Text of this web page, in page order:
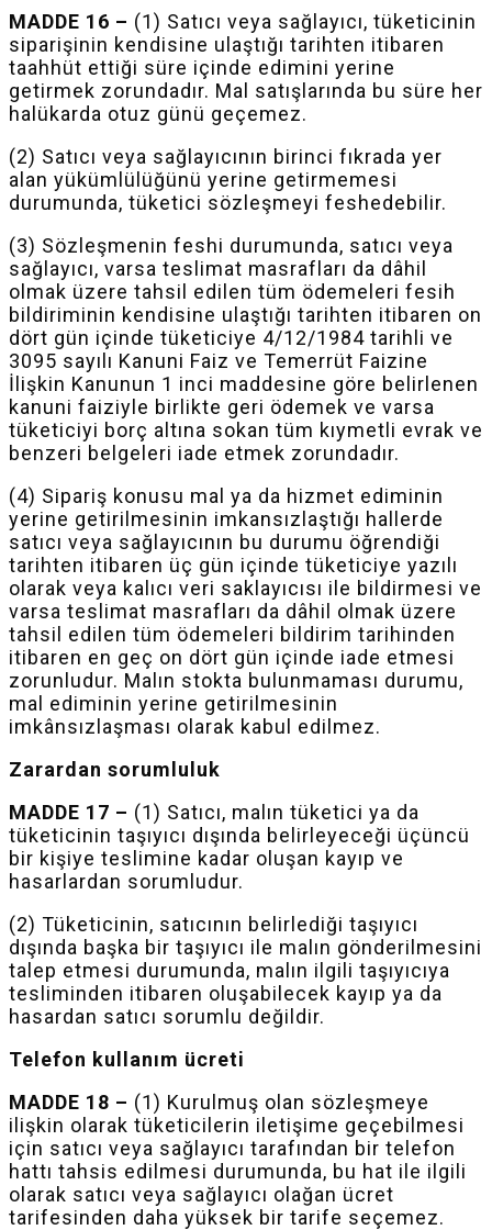
MADDE 16 – (1) Satıcı veya sağlayıcı, tüketicinin
siparişinin kendisine ulaştığı tarihten itibaren
taahhüt ettiği süre içinde edimini yerine
getirmek zorundadır. Mal satışlarında bu süre her
halükarda otuz günü geçemez.
(2) Satıcı veya sağlayıcının birinci fıkrada yer
alan yükümlülüğünü yerine getirmemesi
durumunda, tüketici sözleşmeyi feshedebilir.
(3) Sözleşmenin feshi durumunda, satıcı veya
sağlayıcı, varsa teslimat masrafları da dâhil
olmak üzere tahsil edilen tüm ödemeleri fesih
bildiriminin kendisine ulaştığı tarihten itibaren on
dört gün içinde tüketiciye 4/12/1984 tarihli ve
3095 sayılı Kanuni Faiz ve Temerrüt Faizine
İlişkin Kanunun 1 inci maddesine göre belirlenen
kanuni faiziyle birlikte geri ödemek ve varsa
tüketiciyi borç altına sokan tüm kıymetli evrak ve
benzeri belgeleri iade etmek zorundadır.
(4) Sipariş konusu mal ya da hizmet ediminin
yerine getirilmesinin imkansızlaştığı hallerde
satıcı veya sağlayıcının bu durumu öğrendiği
tarihten itibaren üç gün içinde tüketiciye yazılı
olarak veya kalıcı veri saklayıcısı ile bildirmesi ve
varsa teslimat masrafları da dâhil olmak üzere
tahsil edilen tüm ödemeleri bildirim tarihinden
itibaren en geç on dört gün içinde iade etmesi
zorunludur. Malın stokta bulunmaması durumu,
mal ediminin yerine getirilmesinin
imkânsızlaşması olarak kabul edilmez.
Zarardan sorumluluk
MADDE 17 – (1) Satıcı, malın tüketici ya da
tüketicinin taşıyıcı dışında belirleyeceği üçüncü
bir kişiye teslimine kadar oluşan kayıp ve
hasarlardan sorumludur.
(2) Tüketicinin, satıcının belirlediği taşıyıcı
dışında başka bir taşıyıcı ile malın gönderilmesini
talep etmesi durumunda, malın ilgili taşıyıcıya
tesliminden itibaren oluşabilecek kayıp ya da
hasardan satıcı sorumlu değildir.
Telefon kullanım ücreti
MADDE 18 – (1) Kurulmuş olan sözleşmeye
ilişkin olarak tüketicilerin iletişime geçebilmesi
için satıcı veya sağlayıcı tarafından bir telefon
hattı tahsis edilmesi durumunda, bu hat ile ilgili
olarak satıcı veya sağlayıcı olağan ücret
tarifesinden daha yüksek bir tarife seçemez.